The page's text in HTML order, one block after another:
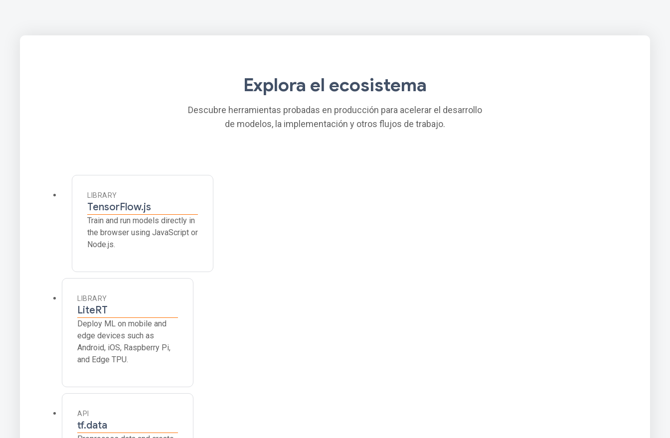
Explora el ecosistema
Descubre herramientas probadas en producción para acelerar el desarrollo
de modelos, la implementación y otros flujos de trabajo.
LIBRARY
TensorFlow.js
Train and run models directly in
the browser using JavaScript or
Node.js.
LIBRARY
LiteRT
Deploy ML on mobile and
edge devices such as
Android, iOS, Raspberry Pi,
and Edge TPU.
API
tf.data